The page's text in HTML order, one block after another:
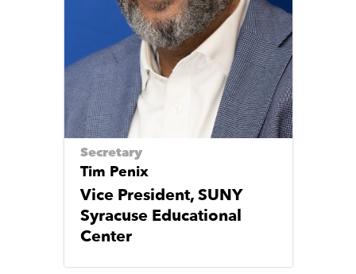
Secretary
Tim Penix
Vice President, SUNY
Syracuse Educational
Center